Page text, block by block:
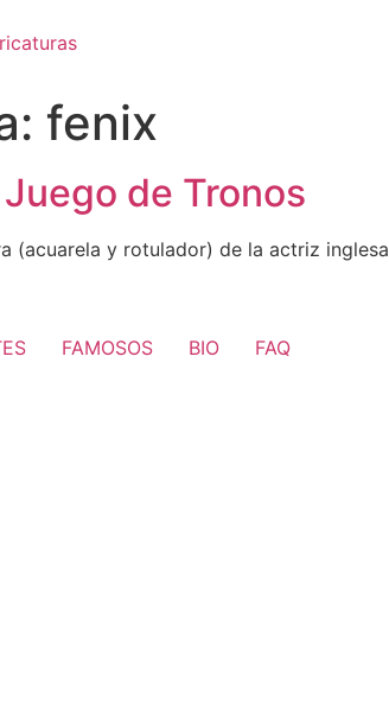
fenix
de Tronos
(acuarela y rotulador) de la actriz
FAMOSOS BIO FAQ